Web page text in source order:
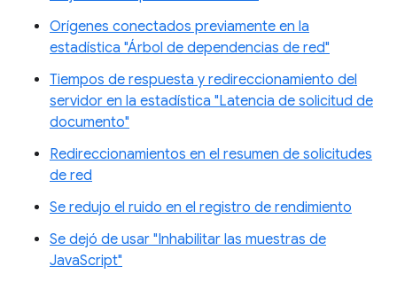
Orígenes conectados previamente en la
estadística "Árbol de dependencias de red"
Tiempos de respuesta y redireccionamiento del
servidor en la estadística "Latencia de solicitud de
documento"
Redireccionamientos en el resumen de solicitudes
de red
Se redujo el ruido en el registro de rendimiento
Se dejó de usar "Inhabilitar las muestras de
JavaScript"